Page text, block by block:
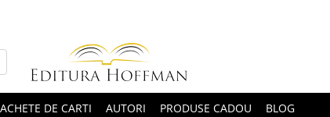
DE CARTI AUTORI PRODUSE CADOU BLOG